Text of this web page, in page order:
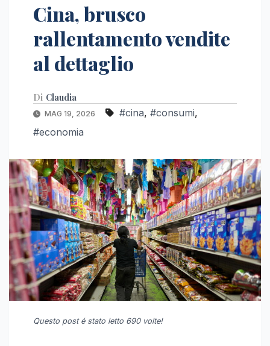
Cina, brusco
rallentamento vendite
al dettaglio
Di Claudia
MAG 19, 2026 #cina, #consumi,
#economia
Questo post é stato letto 690 volte!